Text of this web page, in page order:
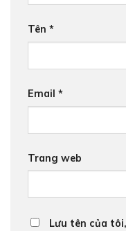
Tên *
Email *
Trang web
Lưu tên của